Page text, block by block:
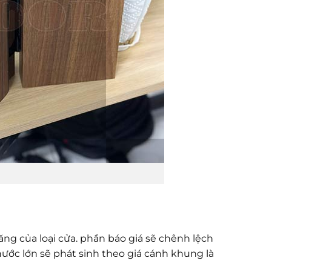
của loại cửa. phần báo giá sẽ chênh lệch
lớn sẽ phát sinh theo giá cánh khung là